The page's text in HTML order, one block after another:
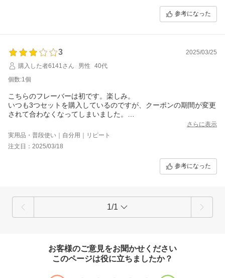
参考になった
3
2025/03/25
購入した者6141さん
男性
40代
個数:1個
こちらのフレーバーは初です。楽しみ。
いつも3つセットを購入しているのですが、クーポンの期間が変更
されて合わなくなってしまいました。
前の期間に戻していただけると、購入頻度と合うのでありがたい
です。
さらに表示
実用品・普段使い｜自分用｜リピート
注文日：2025/03/18
参考になった
1/1
お客様のご意見をお聞かせください
このページは役に立ちましたか？